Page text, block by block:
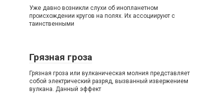
Уже давно возникли слухи об инопланетном
происхождении кругов на полях. Их ассоциируют с
таинственными
Грязная гроза
Грязная гроза или вулканическая молния представляет
собой электрический разряд, вызванный извержением
вулкана. Данный эффект